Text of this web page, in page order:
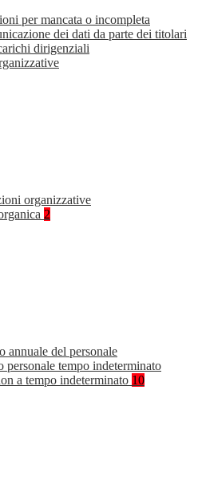
per mancata o incompleta
dei dati da parte dei titolari
dirigenziali
organizzative
2
annuale del personale
personale tempo indeterminato
a tempo indeterminato 10